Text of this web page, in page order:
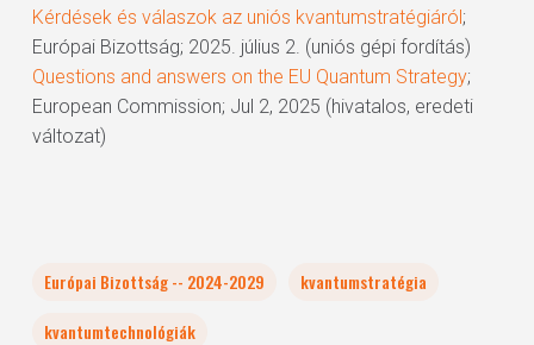
Kérdések és válaszok az uniós kvantumstratégiáról;
Európai Bizottság; 2025. július 2. (uniós gépi fordítás)
Questions and answers on the EU Quantum Strategy;
European Commission; Jul 2, 2025 (hivatalos, eredeti
változat)
Európai Bizottság -- 2024-2029
kvantumstratégia
kvantumtechnológiák